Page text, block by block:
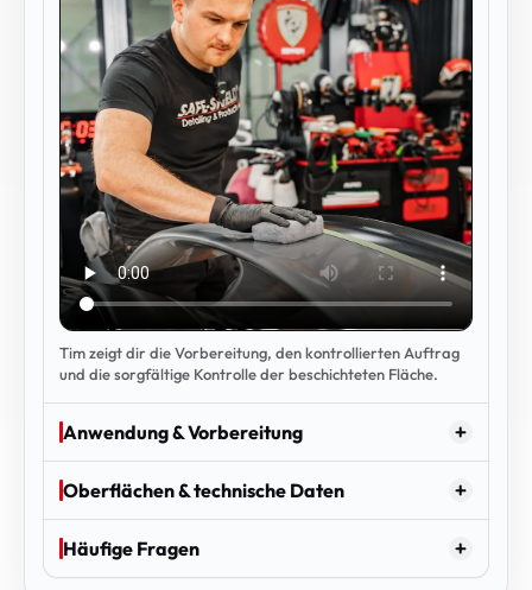
Tim zeigt dir die Vorbereitung, den kontrollierten Auftrag
und die sorgfältige Kontrolle der beschichteten Fläche.
Anwendung & Vorbereitung
Oberflächen & technische Daten
Häufige Fragen